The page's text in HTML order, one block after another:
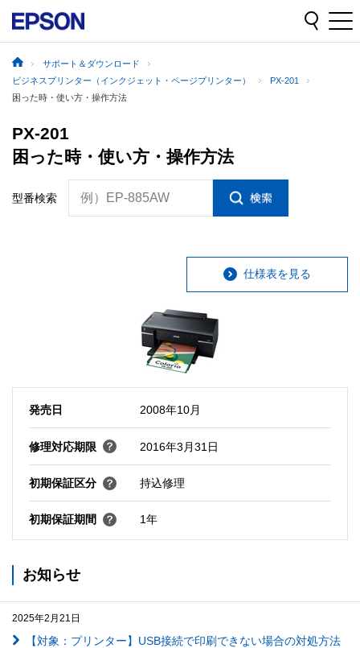
サポート＆ダウンロード
ビジネスプリンター（インクジェット・ページプリンター）
PX-201
困った時・使い方・操作方法
PX-201
困った時・使い方・操作方法
型番検索 例）EP-885AW
仕様表を見る
発売日 2008年10月
修理対応期限 2016年3月31日
初期保証区分 持込修理
初期保証期間 1年
お知らせ
2025年2月21日
【対象：プリンター】USB接続で印刷できない場合の対処方法